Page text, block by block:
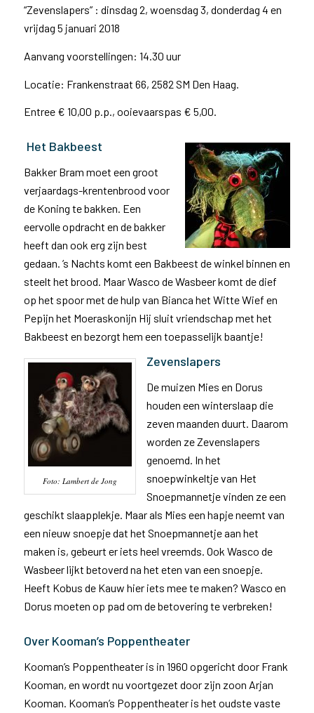
“Zevenslapers” : dinsdag 2, woensdag 3, donderdag 4 en
vrijdag 5 januari 2018
Aanvang voorstellingen: 14.30 uur
Locatie: Frankenstraat 66, 2582 SM Den Haag.
Entree € 10,00 p.p., ooievaarspas € 5,00.
Het Bakbeest
Bakker Bram moet een groot
verjaardags-krentenbrood voor
de Koning te bakken. Een
eervolle opdracht en de bakker
heeft dan ook erg zijn best
gedaan. ’s Nachts komt een Bakbeest de winkel binnen en
steelt het brood. Maar Wasco de Wasbeer komt de dief
op het spoor met de hulp van Bianca het Witte Wief en
Pepijn het Moeraskonijn Hij sluit vriendschap met het
Bakbeest en bezorgt hem een toepasselijk baantje!
Foto: Lambert de Jong
Zevenslapers
De muizen Mies en Dorus
houden een winterslaap die
zeven maanden duurt. Daarom
worden ze Zevenslapers
genoemd. In het
snoepwinkeltje van Het
Snoepmannetje vinden ze een
geschikt slaapplekje. Maar als Mies een hapje neemt van
een nieuw snoepje dat het Snoepmannetje aan het
maken is, gebeurt er iets heel vreemds. Ook Wasco de
Wasbeer lijkt betoverd na het eten van een snoepje.
Heeft Kobus de Kauw hier iets mee te maken? Wasco en
Dorus moeten op pad om de betovering te verbreken!
Over Kooman’s Poppentheater
Kooman’s Poppentheater is in 1960 opgericht door Frank
Kooman, en wordt nu voortgezet door zijn zoon Arjan
Kooman. Kooman’s Poppentheater is het oudste vaste